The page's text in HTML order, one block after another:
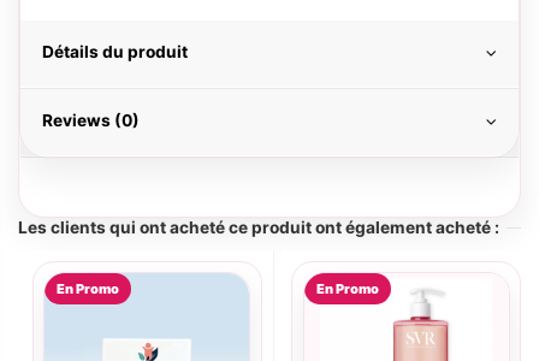
Détails du produit
Reviews (0)
Les clients qui ont acheté ce produit ont également acheté :
En Promo En Promo